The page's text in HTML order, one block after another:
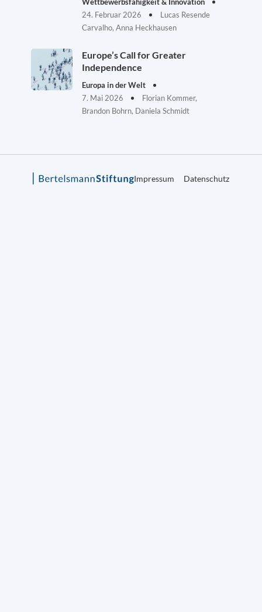
24. Februar 2026
Lucas Resende
Carvalho, Anna Heckhausen
Europe’s Call for Greater
Independence
Europa in der Welt
7. Mai 2026
Florian Kommer,
Brandon Bohrn, Daniela Schmidt
Impressum Datenschutz